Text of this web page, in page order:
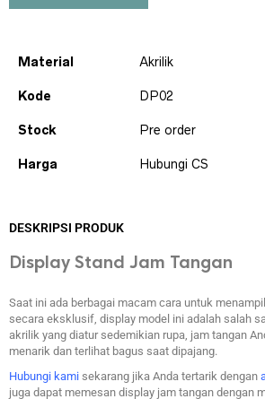
Material Akrilik
Kode DP02
Stock Pre order
Harga Hubungi CS
DESKRIPSI PRODUK
Display Stand Jam Tangan
Saat ini ada berbagai macam cara untuk
secara eksklusif, display model ini adalah salah
akrilik yang diatur sedemikian rupa, jam tangan
menarik dan terlihat bagus saat dipajang.
Hubungi kami sekarang jika Anda tertarik dengan
juga dapat memesan display jam tangan dengan